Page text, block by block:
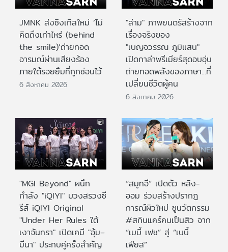
JMNK ส่งซิงเกิลใหม่ ‘ไม่
คิดถึงเท่าไหร่ (behind
the smile)’ถ่ายทอด
อารมณ์ผ่านเสียงร้อง
ภายใต้รอยยิ้มที่ถูกซ่อนไว้
6 สิงหาคม 2026
"ล่าม" ภาพยนตร์สร้างจาก
เรื่องจริงของ
"เบญจวรรณ ภูมิแสน"
เปิดกาล่าพรีเมียร์สุดอบอุ่น
ถ่ายทอดพลังของภาษา...ที่
เปลี่ยนชีวิตผู้คน
6 สิงหาคม 2026
"MGI Beyond" ผนึก
กำลัง "iQIYI" บวงสรวงซี
รีส์ iQIYI Original
"Under Her Rules ใต้
เงาจันทรา" เปิดเคมี "อุ้ม–
มีนา" ประกบคู่ครั้งสำคัญ
“สมูทอี” เปิดตัว หลิง-
ออม ร่วมสร้างปรากฎ
การณ์ผิวใหม่ ชูนวัตกรรม
#สกินแคร์คนเป็นสิว จาก
“เบบี้ เฟซ” สู่ “เบบี้
เฟียส”